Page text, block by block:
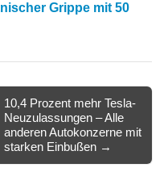
Grippe mit 50
10,4 Prozent mehr Tesla-
Neuzulassungen – Alle
anderen Autokonzerne mit
starken Einbußen →